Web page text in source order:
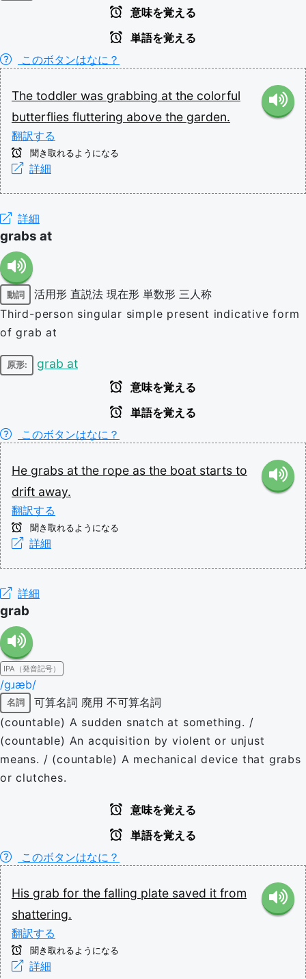
意味を覚える
単語を覚える
このボタンはなに？
The toddler was grabbing at the colorful
butterflies fluttering above the garden.
翻訳する
聞き取れるようになる
詳細
詳細
grabs at
動詞 活用形 直説法 現在形 単数形 三人称
Third-person singular simple present indicative form
of grab at
原形: grab at
意味を覚える
単語を覚える
このボタンはなに？
He grabs at the rope as the boat starts to
drift away.
翻訳する
聞き取れるようになる
詳細
詳細
grab
IPA（発音記号）
/ɡɹæb/
名詞 可算名詞 廃用 不可算名詞
(countable) A sudden snatch at something. /
(countable) An acquisition by violent or unjust
means. / (countable) A mechanical device that grabs
or clutches.
意味を覚える
単語を覚える
このボタンはなに？
His grab for the falling plate saved it from
shattering.
翻訳する
聞き取れるようになる
詳細